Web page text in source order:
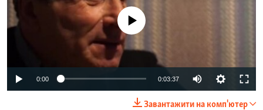
No media source currently available
0:00 0:03:37
Завантажити на комп'ютер